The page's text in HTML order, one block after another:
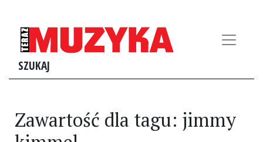
SZUKAJ
Zawartość dla tagu: jimmy